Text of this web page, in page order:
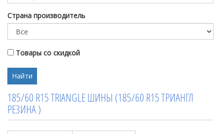
Страна производитель
Товары со скидкой
Найти
185/60 R15 TRIANGLE ШИНЫ (185/60 R15 ТРИАНГЛ
РЕЗИНА )